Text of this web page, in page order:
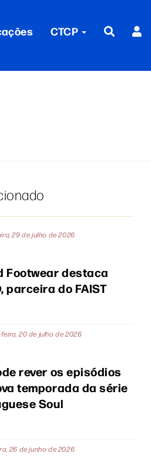
CTCP
29 de julho de 2026
Footwear destaca
parceira do FAIST
20 de julho de 2026
rever os episódios
temporada da série
Soul
26 de junho de 2026